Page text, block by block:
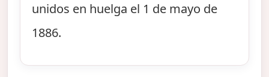
unidos en huelga el 1 de mayo de
1886.